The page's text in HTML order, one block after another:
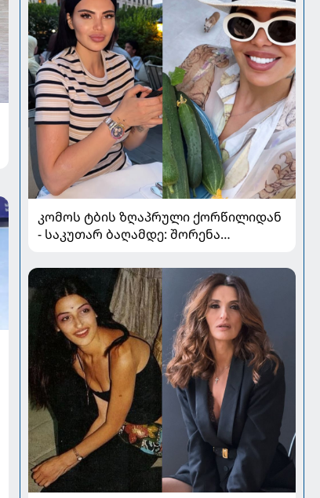
კომოს ტბის ზღაპრული ქორწილიდან
- საკუთარ ბაღამდე: შორენა